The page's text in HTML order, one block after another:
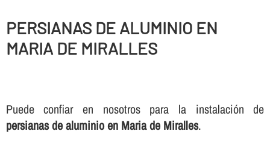
PERSIANAS DE ALUMINIO EN
MARIA DE MIRALLES
Puede confiar en nosotros para la instalación de
persianas de aluminio en Maria de Miralles.